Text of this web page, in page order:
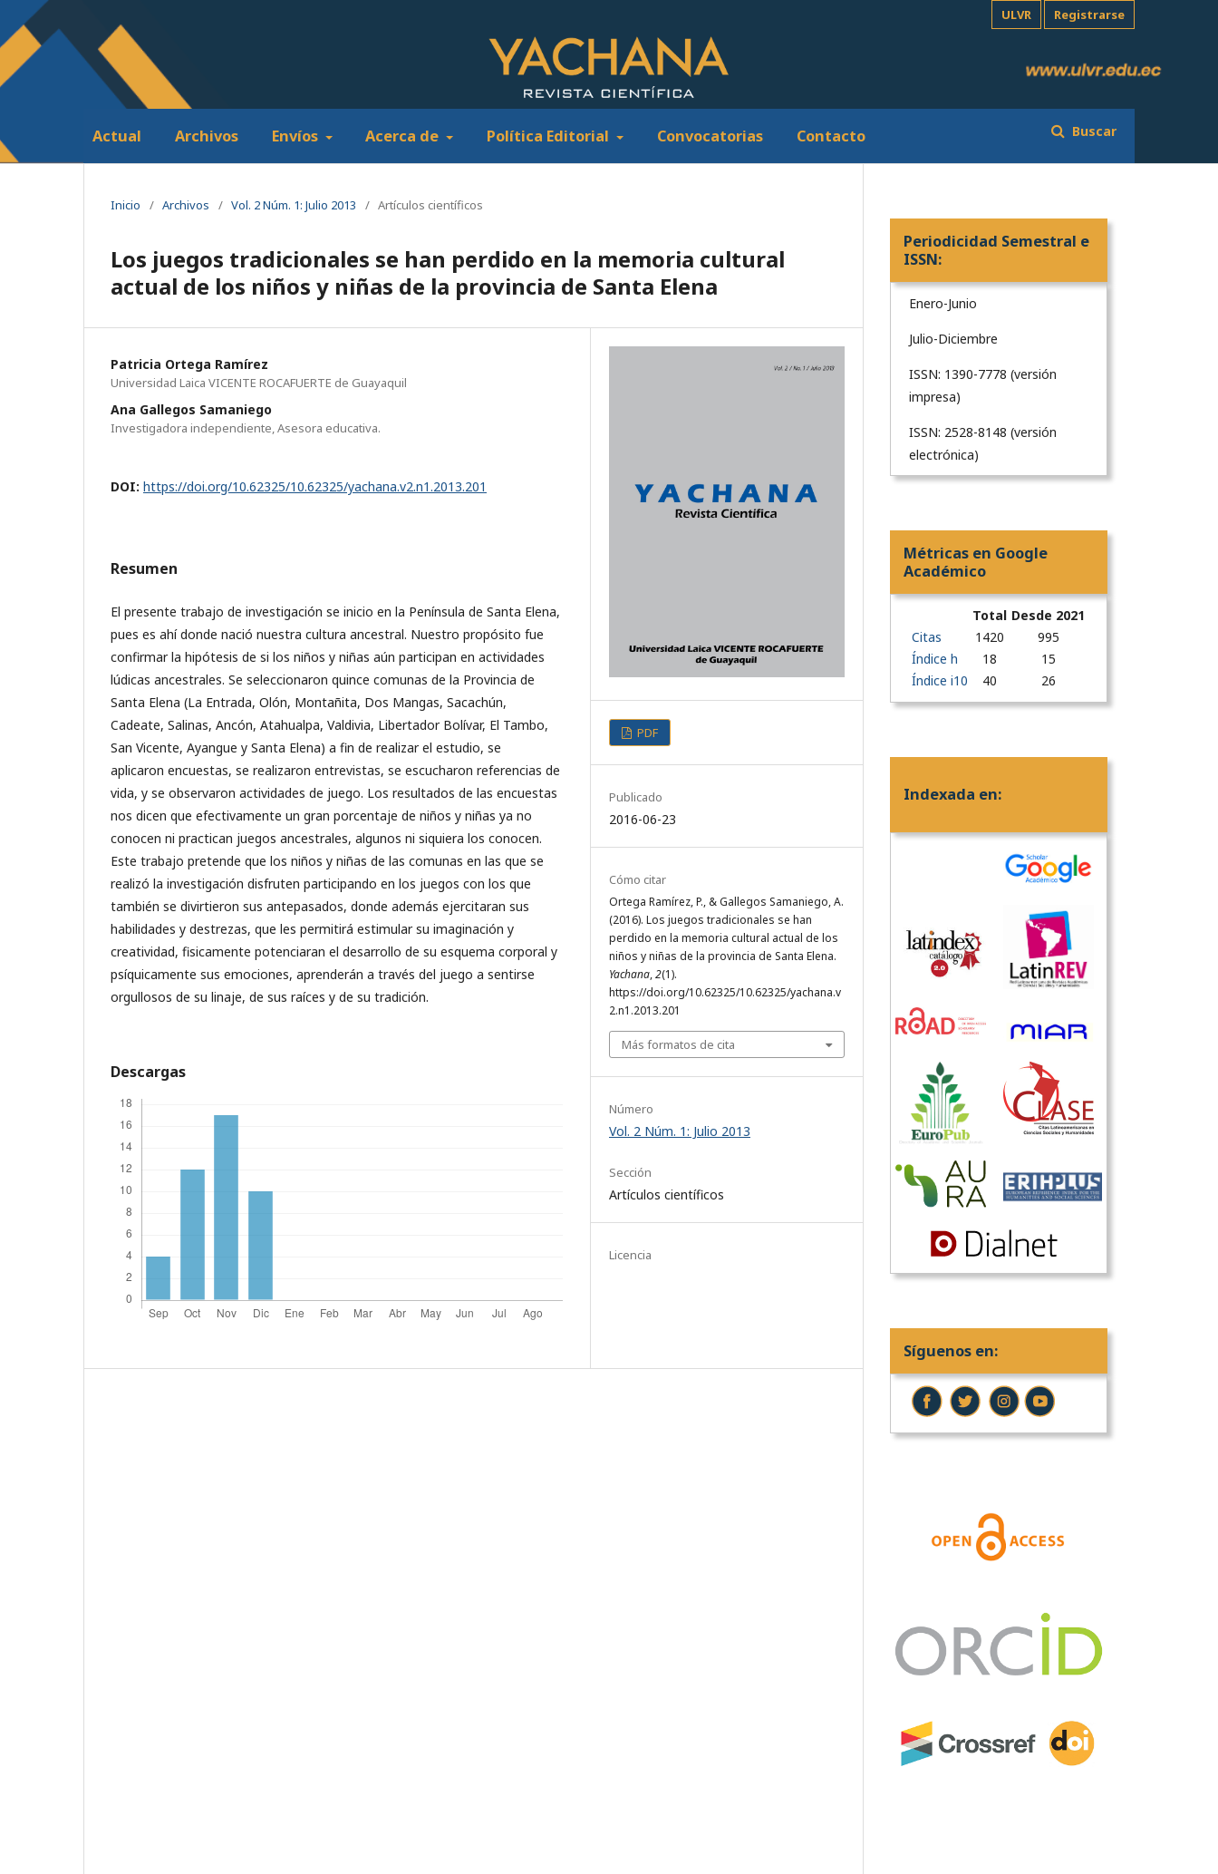
Actual Archivos Envíos Acerca de Política Editorial Convocatorias Contacto Buscar
ULVR Registrarse
Inicio / Archivos / Vol. 2 Núm. 1: Julio 2013 / Artículos científicos
Los juegos tradicionales se han perdido en la memoria cultural
actual de los niños y niñas de la provincia de Santa Elena
Patricia Ortega Ramírez
Universidad Laica VICENTE ROCAFUERTE de Guayaquil
Ana Gallegos Samaniego
Investigadora independiente, Asesora educativa.
DOI: https://doi.org/10.62325/10.62325/yachana.v2.n1.2013.201
Resumen
El presente trabajo de investigación se inicio en la Península de Santa Elena,
pues es ahí donde nació nuestra cultura ancestral. Nuestro propósito fue
confirmar la hipótesis de si los niños y niñas aún participan en actividades
lúdicas ancestrales. Se seleccionaron quince comunas de la Provincia de
Santa Elena (La Entrada, Olón, Montañita, Dos Mangas, Sacachún,
Cadeate, Salinas, Ancón, Atahualpa, Valdivia, Libertador Bolívar, El Tambo,
San Vicente, Ayangue y Santa Elena) a fin de realizar el estudio, se
aplicaron encuestas, se realizaron entrevistas, se escucharon referencias de
vida, y se observaron actividades de juego. Los resultados de las encuestas
nos dicen que efectivamente un gran porcentaje de niños y niñas ya no
conocen ni practican juegos ancestrales, algunos ni siquiera los conocen.
Este trabajo pretende que los niños y niñas de las comunas en las que se
realizó la investigación disfruten participando en los juegos con los que
también se divirtieron sus antepasados, donde además ejercitaran sus
habilidades y destrezas, que les permitirá estimular su imaginación y
creatividad, fisicamente potenciaran el desarrollo de su esquema corporal y
psíquicamente sus emociones, aprenderán a través del juego a sentirse
orgullosos de su linaje, de sus raíces y de su tradición.
Descargas
PDF
Publicado
2016-06-23
Cómo citar
Ortega Ramírez, P., & Gallegos Samaniego, A.
(2016). Los juegos tradicionales se han
perdido en la memoria cultural actual de los
niños y niñas de la provincia de Santa Elena.
Yachana,2(1).
https://doi.org/10.62325/10.62325/yachana.v
2.n1.2013.201
Más formatos de cita
Número
Vol. 2 Núm. 1: Julio 2013
Sección
Artículos científicos
Licencia
Periodicidad Semestral e
ISSN:
Enero-Junio
Julio-Diciembre
ISSN: 1390-7778 (versión
impresa)
ISSN: 2528-8148 (versión
electrónica)
Métricas en Google
Académico
Total Desde 2021
Citas
1420
995
Índice h
18
15
Índice i10
40 26
Indexada en:
Síguenos en: